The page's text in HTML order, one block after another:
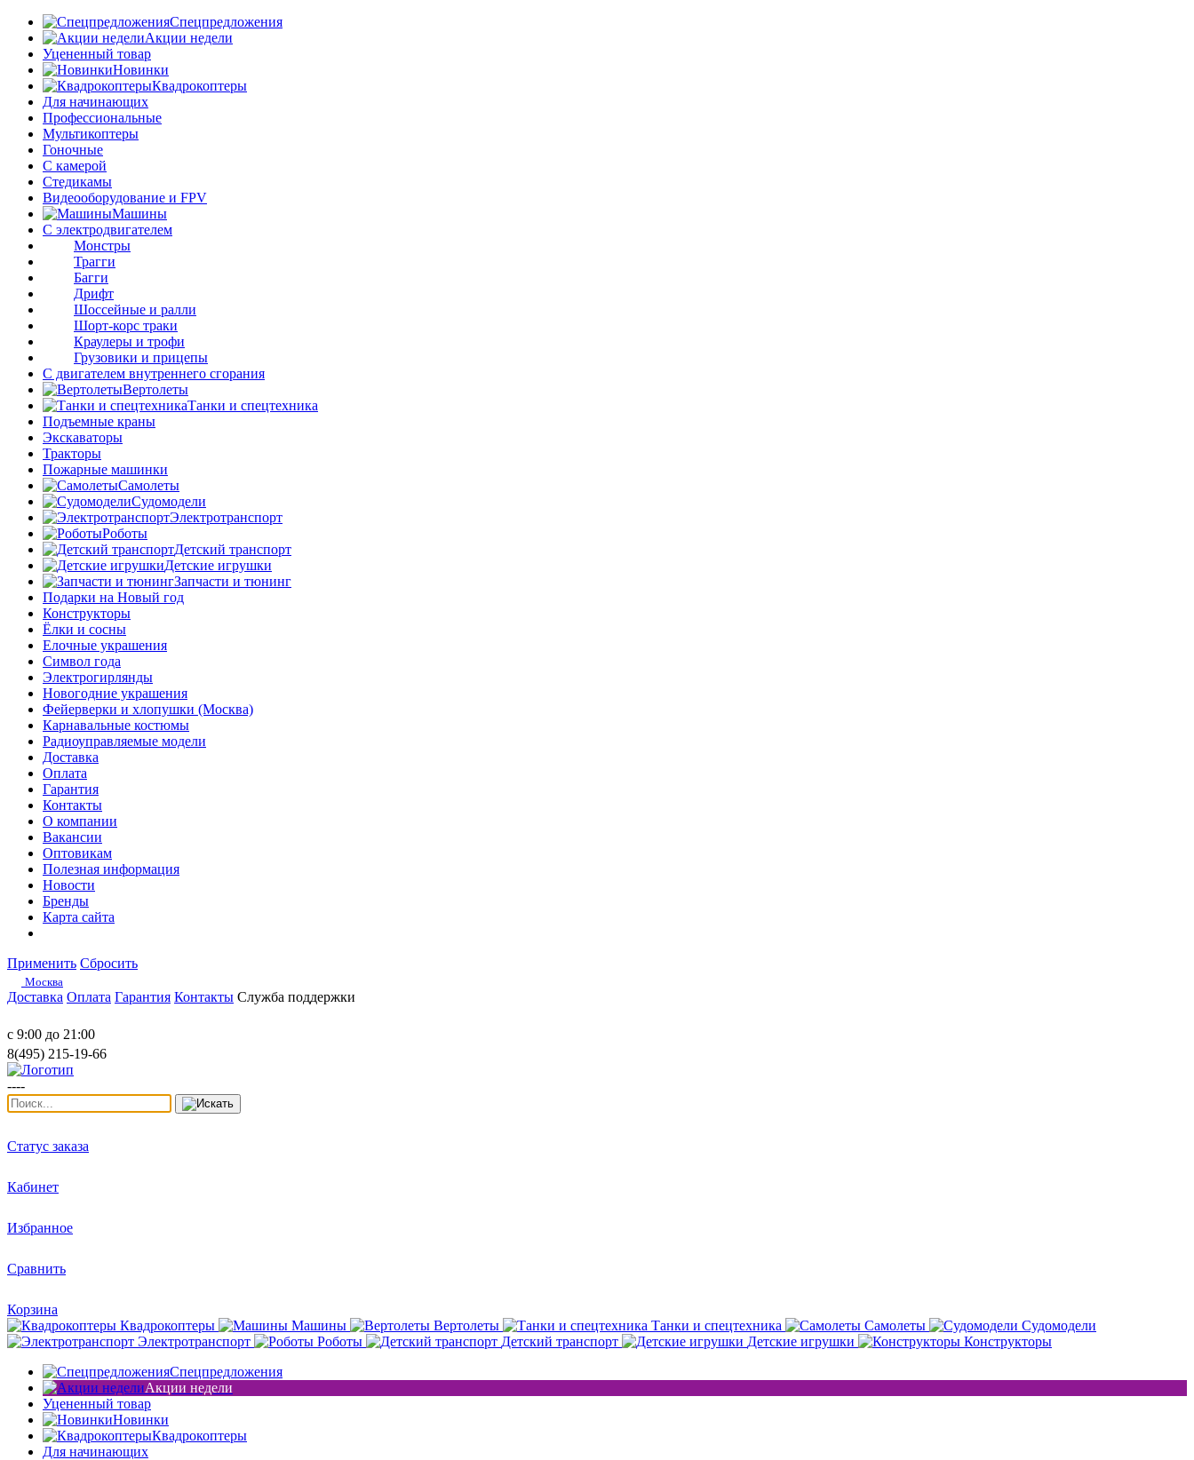
Спецпредложения
Акции недели
Уцененный товар
Новинки
Квадрокоптеры
Для начинающих
Профессиональные
Мультикоптеры
Гоночные
C камерой
Стедикамы
Видеооборудование и FPV
Машины
С электродвигателем
Монстры
Трагги
Багги
Дрифт
Шоссейные и ралли
Шорт-корс траки
Краулеры и трофи
Грузовики и прицепы
С двигателем внутреннего сгорания
Вертолеты
Танки и спецтехника
Подъемные краны
Экскаваторы
Тракторы
Пожарные машинки
Самолеты
Судомодели
Электротранспорт
Роботы
Детский транспорт
Детские игрушки
Запчасти и тюнинг
Подарки на Новый год
Конструкторы
Ёлки и сосны
Елочные украшения
Символ года
Электрогирлянды
Новогодние украшения
Фейерверки и хлопушки (Москва)
Карнавальные костюмы
Радиоуправляемые модели
Доставка
Оплата
Гарантия
Контакты
О компании
Вакансии
Оптовикам
Полезная информация
Новости
Бренды
Карта сайта
Применить Сбросить
Москва
Доставка Оплата Гарантия Контакты Служба поддержки
с 9:00 до 21:00
8(495) 215-19-66
----
Статус заказа
Кабинет
Избранное
Сравнить
Корзина
Квадрокоптеры
Машины Вертолеты Танки и спецтехника Самолеты
Судомодели
Электротранспорт
Роботы Детский транспорт Детские игрушки
Конструкторы
Спецпредложения
Акции недели
Уцененный товар
Новинки
Квадрокоптеры
Для начинающих